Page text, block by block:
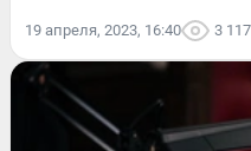
19 апреля, 2023, 16:40 3 117